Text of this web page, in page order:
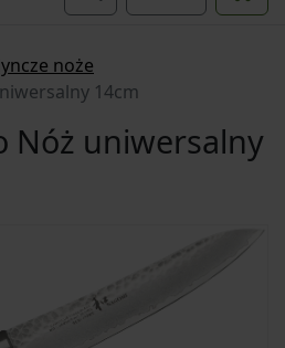
noże
14cm
Nóż uniwersalny